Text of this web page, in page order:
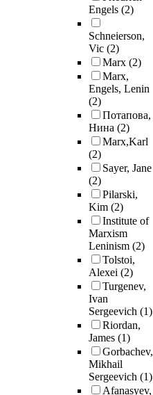
Engels (2)
Schneierson,
Vic (2)
Marx (2)
Marx,
Engels, Lenin
(2)
Потапова,
Нина (2)
Marx,Karl
(2)
Sayer, Jane
(2)
Pilarski,
Kim (2)
Institute of
Marxism
Leninism (2)
Tolstoi,
Alexei (2)
Turgenev,
Ivan
Sergeevich (1)
Riordan,
James (1)
Gorbachev,
Mikhail
Sergeevich (1)
Afanasyev,